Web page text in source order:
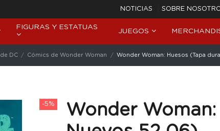
NOTICIAS SOBRE
FIGURAS Y ESTATUAS
JUEGOS
DC Cómics de Wonder Woman Wonder Woman: Huesos (Tapa
-5%
Wonder